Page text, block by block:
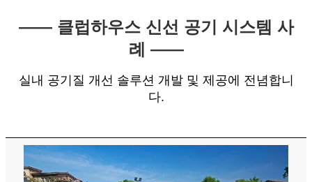
—— 클럽하우스 신선 공기 시스템 사
례 ——
실내 공기질 개선 솔루션 개발 및 제공에 전념합니
다.